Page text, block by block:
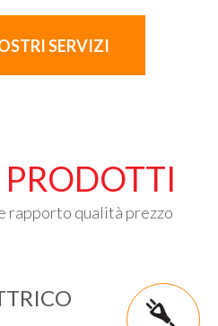
SERVIZI
rapporto qualità prezzo